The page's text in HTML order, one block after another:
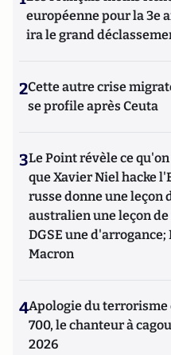
européenne pour la 3e
ira le grand
2Cette autre crise
se profile après Ceuta
3Le Point révèle ce
que Xavier Niel hacke
russe donne une leçon
australien une leçon
DGSE une
Macron
4Apologie du terrorisme
700, le chanteur à
2026